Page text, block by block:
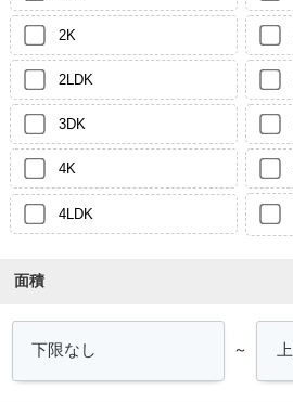
2K
2LDK
3DK
4K
4LDK
面積
～